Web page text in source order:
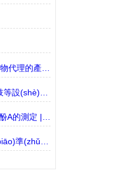
HTDialysis-----北京和一生物代理的產(chǎn)品介紹